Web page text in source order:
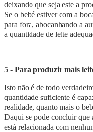
deixando que seja este a
Se o bebé estiver com a
para fora, abocanhando a
a quantidade de leite
5 - Para produzir mais
Isto não é de todo
quantidade suficiente é
realidade, quanto mais o
Daqui se pode concluir que
está relacionada com